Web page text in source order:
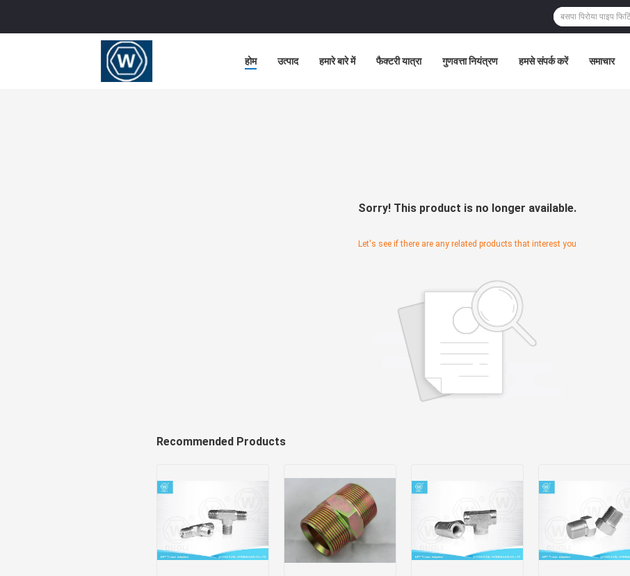
होम उत्पाद हमारे बारे में फैक्टरी यात्रा गुणवत्ता नियंत्रण हमसे संपर्क करें समाचार
Sorry! This product is no longer available.
Let's see if there are any related products that interest you
Recommended Products